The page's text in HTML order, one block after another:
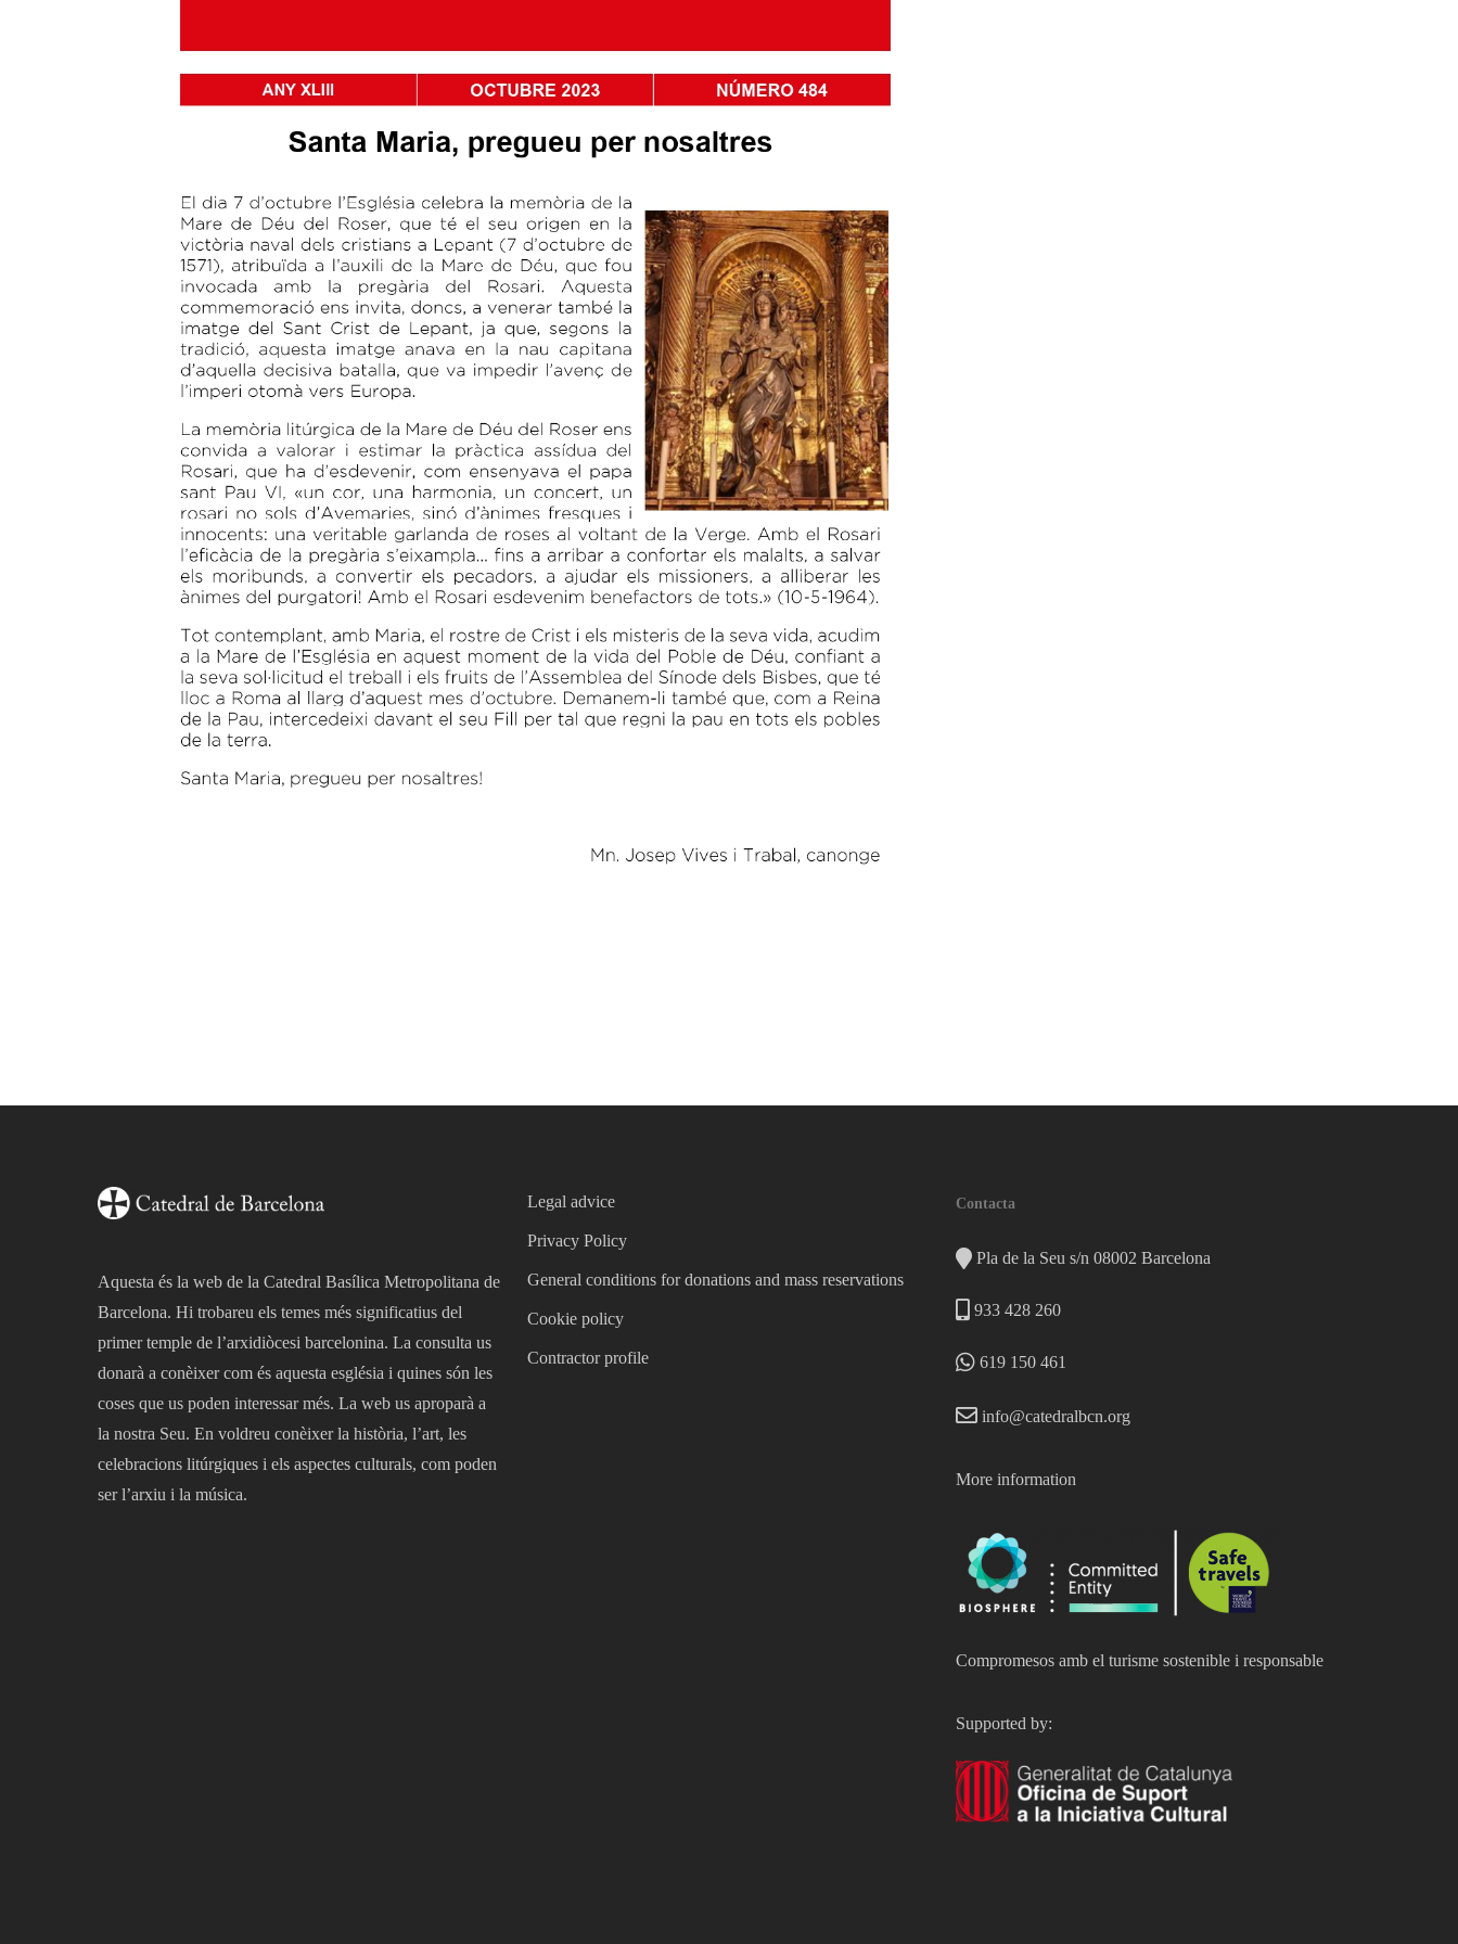
Aquesta és la web de la Catedral Basílica Metropolitana de
Barcelona. Hi trobareu els temes més significatius del
primer temple de l’arxidiòcesi barcelonina. La consulta us
donarà a conèixer com és aquesta església i quines són les
coses que us poden interessar més. La web us aproparà a
la nostra Seu. En voldreu conèixer la història, l’art, les
celebracions litúrgiques i els aspectes culturals, com poden
ser l’arxiu i la música.
Legal advice
Privacy Policy
General conditions for donations and mass reservations
Cookie policy
Contractor profile
Contacta
Pla de la Seu s/n 08002 Barcelona
933 428 260
619 150 461
info@catedralbcn.org
More information
Compromesos amb el turisme sostenible i responsable
Supported by: